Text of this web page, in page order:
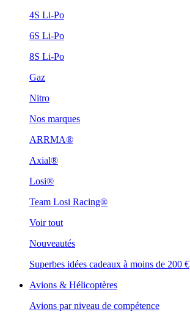
4S Li-Po
6S Li-Po
8S Li-Po
Gaz
Nitro
Nos marques
ARRMA®
Axial®
Losi®
Team Losi Racing®
Voir tout
Nouveautés
Superbes idées cadeaux à moins de 200 €
Avions & Hélicoptères
Avions par niveau de compétence